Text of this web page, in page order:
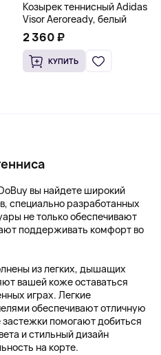
Козырек теннисный Adidas
Visor Aeroready, белый
2 360 ₽
КУПИТЬ
вы найдете широкий
специально разработанных
не только обеспечивают
поддерживать комфорт во
из легких, дышащих
вашей коже оставаться
играх. Легкие
обеспечивают отличную
помогают добиться
и стильный дизайн
на корте.